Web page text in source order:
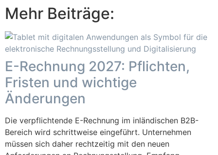
Mehr Beiträge:
E-Rechnung 2027: Pflichten,
Fristen und wichtige
Änderungen
Die verpflichtende E-Rechnung im inländischen B2B-
Bereich wird schrittweise eingeführt. Unternehmen
müssen sich daher rechtzeitig mit den neuen